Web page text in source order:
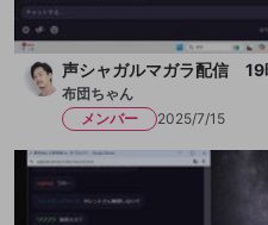
声シャガルマガラ配信 19
布団ちゃん
メンバー
2025/7/15